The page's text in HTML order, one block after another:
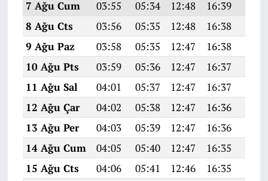
7 Ağu Cum 03:55 05:34 12:48 16:39
8 Ağu Cts
03:56 05:35 12:48 16:38
9 Ağu Paz
03:58 05:35 12:47 16:38
10 Ağu Pts
03:59 05:36 12:47 16:37
11 Ağu Sal
04:01 05:37 12:47 16:37
12 Ağu Çar
04:02 05:38 12:47 16:36
13 Ağu Per
04:03 05:39 12:47 16:36
14 Ağu Cum
04:05 05:40 12:47 16:35
15 Ağu Cts
04:06 05:41 12:46 16:35